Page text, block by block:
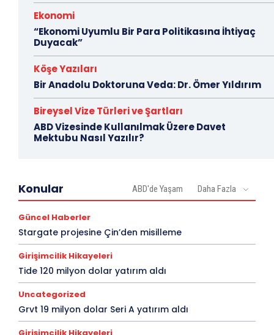
Ekonomi
“Ekonomi Uyumlu Bir Para Politikasına İhtiyaç
Duyacak”
Köşe Yazıları
Bir Anadolu Doktoruna Veda: Dr. Ömer Yıldırım
Bireysel Vize Türleri ve Şartları
ABD Vizesinde Kullanılmak Üzere Davet
Mektubu Nasıl Yazılır?
Konular ABD'de Yaşam Daha Fazla
Güncel Haberler
Stargate projesine Çin’den misilleme
Girişimcilik Hikayeleri
Tide 120 milyon dolar yatırım aldı
Uncategorized
Grvt 19 milyon dolar Seri A yatırım aldı